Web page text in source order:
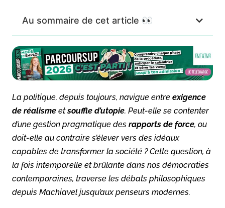
Au sommaire de cet article 👀
La politique, depuis toujours, navigue entre exigence
de réalisme etsouffle d’utopie. Peut-elle se contenter
d’une gestion pragmatique des rapports de force, ou
doit-elle au contraire s’élever vers des idéaux
capables de transformer la société ? Cette question, à
la fois intemporelle et brûlante dans nos démocraties
contemporaines, traverse les débats philosophiques
depuis Machiavel jusqu’aux penseurs modernes.